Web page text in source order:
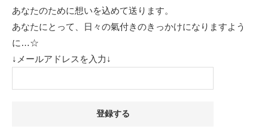
あなたのために想いを込めて送ります。
あなたにとって、日々の氣付きのきっかけになりますよう
に…☆
↓メールアドレスを入力↓